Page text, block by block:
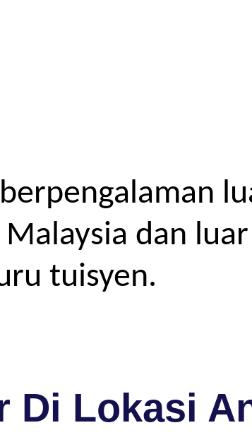
dan luar
tuisyen.
Di Lokasi